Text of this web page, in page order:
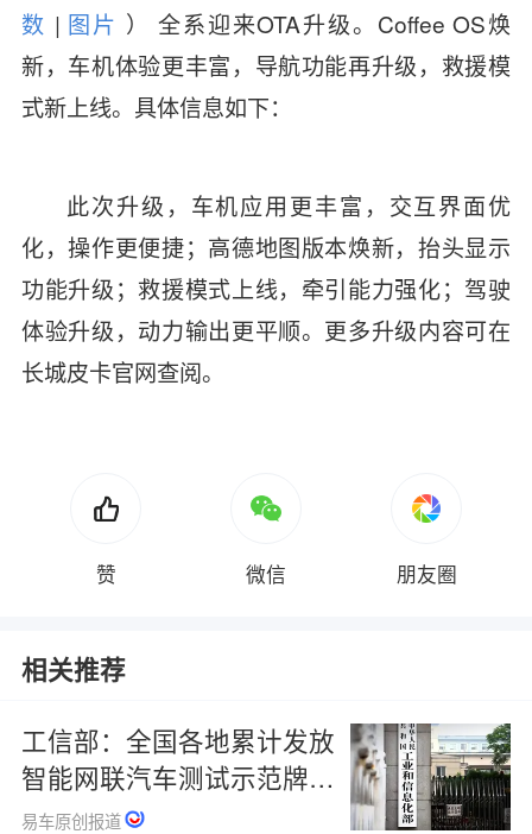
数 | 图片 ）全系迎来OTA升级。Coffee OS焕
新，车机体验更丰富，导航功能再升级，救援模
式新上线。具体信息如下：
此次升级，车机应用更丰富，交互界面优
化，操作更便捷；高德地图版本焕新，抬头显示
功能升级；救援模式上线，牵引能力强化；驾驶
体验升级，动力输出更平顺。更多升级内容可在
长城皮卡官网查阅。
赞 微信 朋友圈
相关推荐
工信部：全国各地累计发放
智能网联汽车测试示范牌照
超2万张
易车原创报道